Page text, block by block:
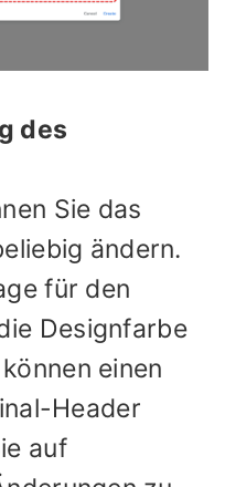
des
Sie das
ändern.
für den
Designfarbe
einen
Header
auf